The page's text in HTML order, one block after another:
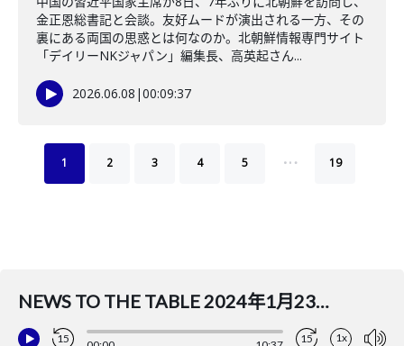
金正恩総書記と会談。友好ムードが演出される一方、その
裏にある両国の思惑とは何なのか。北朝鮮情報専門サイト
「デイリーNKジャパン」編集長、高英起さん...
2026.06.08 |00:09:37
1 2 3 4 5 … 19
NEWS TO THE TABLE 2024年1月23日(火)(ナビゲーター：吉田まゆ コメンテーター：斎藤裕司)
15 15 1x